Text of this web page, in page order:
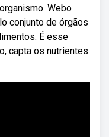
Webo
conjunto de órgãos
É esse
capta os nutrientes